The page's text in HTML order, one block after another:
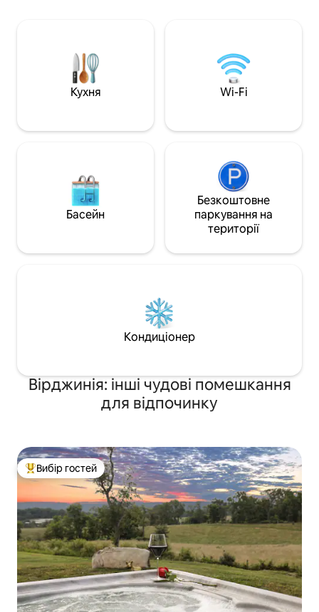
дров 'яного каміна в приміщенні або на
відкритому повітрі (дрова надаються).
раковини Potts
Насолоджуйтеся
природним
гідромасажною
Кухня Wi-Fi
Басейн
Безкоштовне
паркування на
території
Кондиціонер
Вірджинія: інші чудові помешкання
для відпочинку
Топ вибір гостей
Вибір гостей